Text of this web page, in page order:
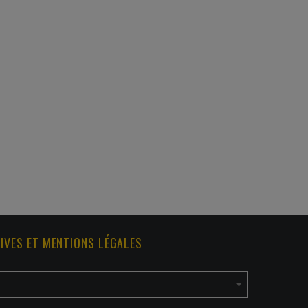
ET MENTIONS LÉGALES